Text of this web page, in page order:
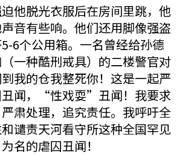
他脱光衣服后在房间里跳，他
音有些响。他们还用脚像强盗
6个公用箱。一名曾经给孙德
一种酷刑戒具）的二楼警官对
我的仓我整死你！这是一起严
丑闻，“性戏耍”丑闻！我要求
肃处理，追究责任。我呼吁全
谴责天河看守所这种全国罕见
名的虐囚丑闻！